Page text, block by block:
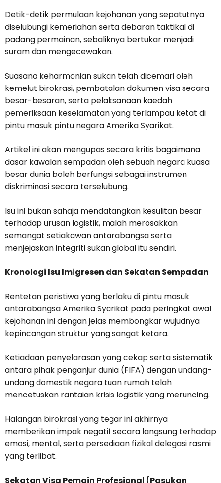
Detik-detik permulaan kejohanan yang sepatutnya
diselubungi kemeriahan serta debaran taktikal di
padang permainan, sebaliknya bertukar menjadi
suram dan mengecewakan.
Suasana keharmonian sukan telah dicemari oleh
kemelut birokrasi, pembatalan dokumen visa secara
besar-besaran, serta pelaksanaan kaedah
pemeriksaan keselamatan yang terlampau ketat di
pintu masuk pintu negara Amerika Syarikat.
Artikel ini akan mengupas secara kritis bagaimana
dasar kawalan sempadan oleh sebuah negara kuasa
besar dunia boleh berfungsi sebagai instrumen
diskriminasi secara terselubung.
Isu ini bukan sahaja mendatangkan kesulitan besar
terhadap urusan logistik, malah merosakkan
semangat setiakawan antarabangsa serta
menjejaskan integriti sukan global itu sendiri.
Kronologi Isu Imigresen dan Sekatan Sempadan
Rentetan peristiwa yang berlaku di pintu masuk
antarabangsa Amerika Syarikat pada peringkat awal
kejohanan ini dengan jelas membongkar wujudnya
kepincangan struktur yang sangat ketara.
Ketiadaan penyelarasan yang cekap serta sistematik
antara pihak penganjur dunia (FIFA) dengan undang-
undang domestik negara tuan rumah telah
mencetuskan rantaian krisis logistik yang meruncing.
Halangan birokrasi yang tegar ini akhirnya
memberikan impak negatif secara langsung terhadap
emosi, mental, serta persediaan fizikal delegasi rasmi
yang terlibat.
Sekatan Visa Pemain Profesional (Pasukan